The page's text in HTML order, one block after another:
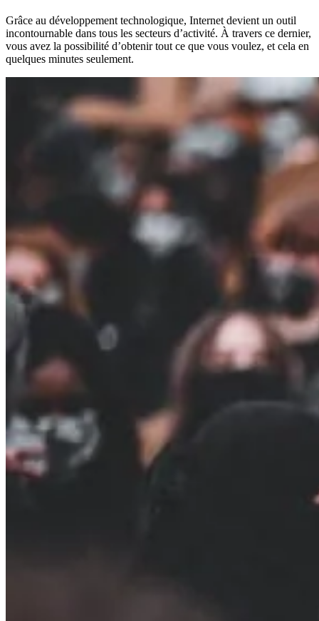
Grâce au développement technologique, Internet devient un outil
incontournable dans tous les secteurs d’activité. À travers ce dernier,
vous avez la possibilité d’obtenir tout ce que vous voulez, et cela en
quelques minutes seulement.